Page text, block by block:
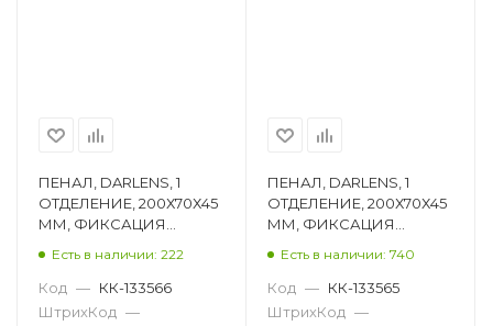
ПЕНАЛ, DARLENS, 1
ОТДЕЛЕНИЕ, 200Х70Х45
ММ, ФИКСАЦИЯ
АССОРТИ DL-DRL06655
Есть в наличии: 222
Код — КК-133566
ШтрихКод —
ПЕНАЛ, DARLENS, 1
ОТДЕЛЕНИЕ, 200Х70Х45
ММ, ФИКСАЦИЯ
АССОРТИ DL-DRL06654
Есть в наличии: 740
Код — КК-133565
ШтрихКод —